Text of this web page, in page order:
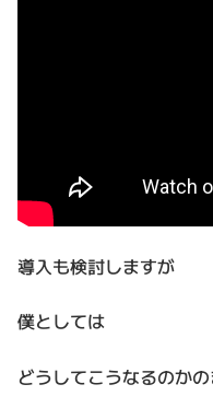
導入も検討しますが
僕としては
どうしてこうなるのか